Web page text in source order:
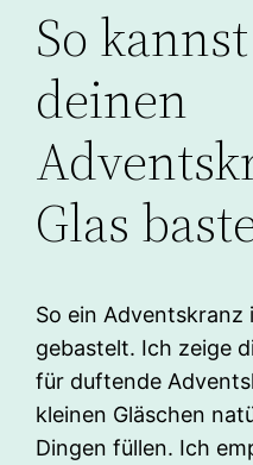
So
deinen
Glas
So ein Adventskranz
gebastelt. Ich zeige
für duftende
kleinen Gläschen
Dingen füllen. Ich